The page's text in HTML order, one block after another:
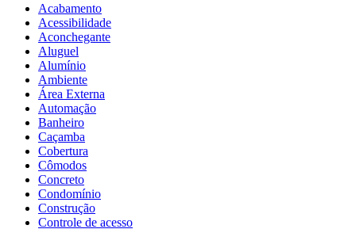
Acabamento
Acessibilidade
Aconchegante
Aluguel
Alumínio
Ambiente
Área Externa
Automação
Banheiro
Caçamba
Cobertura
Cômodos
Concreto
Condomínio
Construção
Controle de acesso